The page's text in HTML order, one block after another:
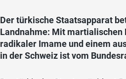
Der türkische Staatsapparat
Landnahme: Mit martialischen
radikaler Imame und einem
in der Schweiz ist vom